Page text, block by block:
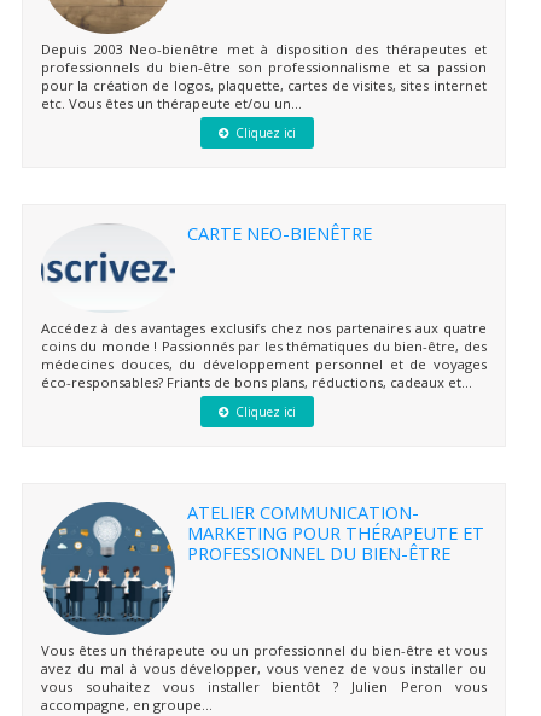
Depuis 2003 Neo-bienêtre met à disposition des thérapeutes et
professionnels du bien-être son professionnalisme et sa passion
pour la création de logos, plaquette, cartes de visites, sites internet
etc. Vous êtes un thérapeute et/ou un...
Cliquez ici
CARTE NEO-BIENÊTRE
Accédez à des avantages exclusifs chez nos partenaires aux quatre
coins du monde ! Passionnés par les thématiques du bien-être, des
médecines douces, du développement personnel et de voyages
éco-responsables? Friants de bons plans, réductions, cadeaux et...
Cliquez ici
ATELIER COMMUNICATION-
MARKETING POUR THÉRAPEUTE ET
PROFESSIONNEL DU BIEN-ÊTRE
Vous êtes un thérapeute ou un professionnel du bien-être et vous
avez du mal à vous développer, vous venez de vous installer ou
vous souhaitez vous installer bientôt ? Julien Peron vous
accompagne, en groupe...